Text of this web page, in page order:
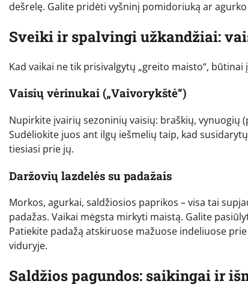
dešrelę. Galite pridėti vyšninį pomidoriuką ar
Sveiki ir spalvingi užkandžiai:
Kad vaikai ne tik prisivalgytų „greito maisto“,
Vaisių vėrinukai („Vaivorykštė“)
Nupirkite įvairių sezoninių vaisių: braškių, vynuogių
Sudėliokite juos ant ilgų iešmelių taip, kad
tiesiasi prie jų.
Daržovių lazdelės su padažais
Morkos, agurkai, saldžiosios paprikos – visa tai
padažas. Vaikai mėgsta mirkyti maistą. Galite
Patiekite padažą atskiruose mažuose indeliuose
viduryje.
Saldžios pagundos: saikingai ir